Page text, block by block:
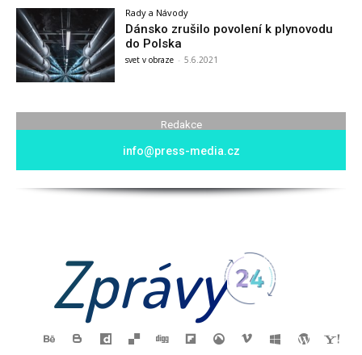
Rady a Návody
Dánsko zrušilo povolení k plynovodu
do Polska
svet v obraze - 5.6.2021
Redakce
info@press-media.cz
Zprávy